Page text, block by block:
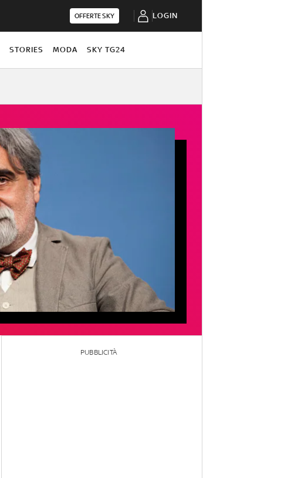
OFFERTE SKY LOGIN
STORIES MODA SKY TG24
PUBBLICITÀ